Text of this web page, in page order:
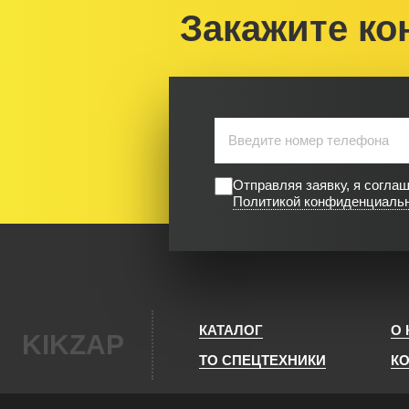
Закажите
Отправляя заявку, я
Политикой
KIKZAP КАТАЛОГ
О
ТО СПЕЦТЕХНИКИ